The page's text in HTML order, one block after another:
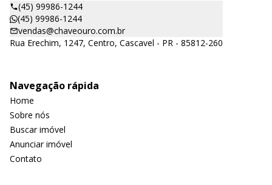
(45) 99986-1244
(45) 99986-1244
vendas@chaveouro.com.br
Rua Erechim, 1247, Centro, Cascavel - PR - 85812-260
Navegação rápida
Home
Sobre nós
Buscar imóvel
Anunciar imóvel
Contato